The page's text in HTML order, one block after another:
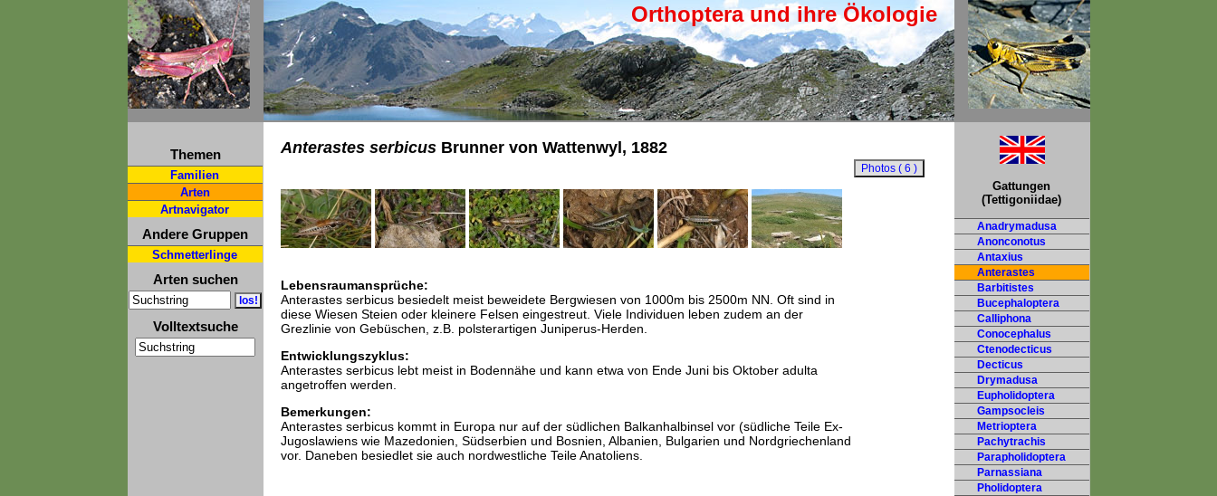
Orthoptera und ihre Ökologie
Themen
Familien
Arten
Artnavigator
Andere Gruppen
Schmetterlinge
Arten suchen
Volltextsuche
Anterastes serbicusBrunner von Wattenwyl, 1882
Lebensraumansprüche:
Anterastes serbicus besiedelt meist beweidete Bergwiesen von 1000m bis 2500m NN. Oft sind in
diese Wiesen Steien oder kleinere Felsen eingestreut. Viele Individuen leben zudem an der
Grezlinie von Gebüschen, z.B. polsterartigen Juniperus-Herden.
Entwicklungszyklus:
Anterastes serbicus lebt meist in Bodennähe und kann etwa von Ende Juni bis Oktober adulta
angetroffen werden.
Bemerkungen:
Anterastes serbicus kommt in Europa nur auf der südlichen Balkanhalbinsel vor (südliche Teile Ex-
Jugoslawiens wie Mazedonien, Südserbien und Bosnien, Albanien, Bulgarien und Nordgriechenland
vor. Daneben besiedlet sie auch nordwestliche Teile Anatoliens.
Gattungen
(Tettigoniidae)
Anadrymadusa
Anonconotus
Antaxius
Anterastes
Barbitistes
Bucephaloptera
Calliphona
Conocephalus
Ctenodecticus
Decticus
Drymadusa
Eupholidoptera
Gampsocleis
Metrioptera
Pachytrachis
Parapholidoptera
Parnassiana
Pholidoptera